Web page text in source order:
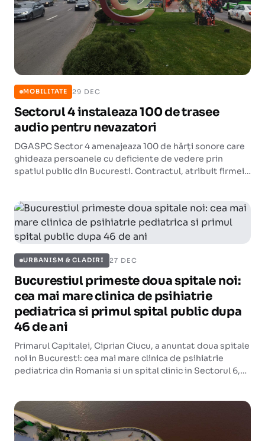
MOBILITATE 29 DEC
Sectorul 4 instaleaza 100 de trasee
audio pentru nevazatori
DGASPC Sector 4 amenajeaza 100 de hărți sonore care
ghideaza persoanele cu deficiente de vedere prin
spatiul public din Bucuresti. Contractul, atribuit firmei
URBANISM & CLADIRI 27 DEC
Bucurestiul primeste doua spitale noi:
cea mai mare clinica de psihiatrie
pediatrica si primul spital public dupa
46 de ani
Primarul Capitalei, Ciprian Ciucu, a anuntat doua spitale
noi in Bucuresti: cea mai mare clinica de psihiatrie
pediatrica din Romania si un spital clinic in Sectorul 6,